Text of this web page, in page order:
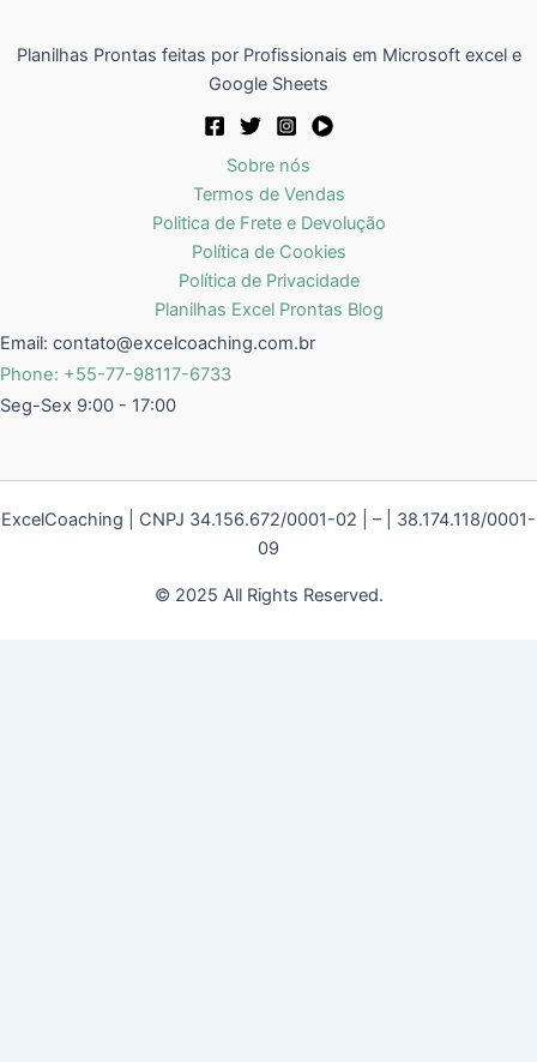
Planilhas Prontas feitas por Profissionais em Microsoft excel e
Google Sheets
Sobre nós
Termos de Vendas
Politica de Frete e Devolução
Política de Cookies
Política de Privacidade
Planilhas Excel Prontas Blog
Email: contato@excelcoaching.com.br
Phone: +55-77-98117-6733
Seg-Sex 9:00 - 17:00
ExcelCoaching | CNPJ 34.156.672/0001-02 | – | 38.174.118/0001-
09
© 2025 All Rights Reserved.